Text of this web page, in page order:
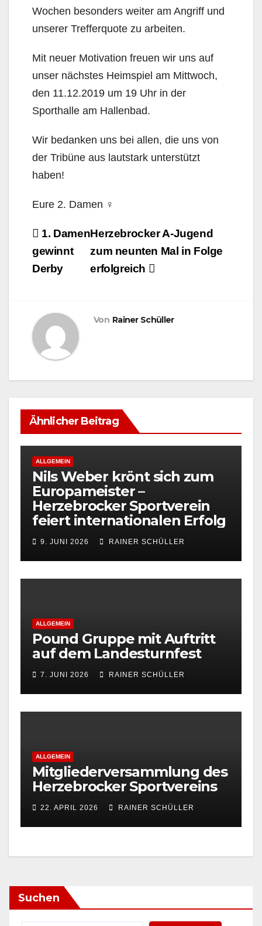
Wochen besonders weiter am Angriff und
unserer Trefferquote zu arbeiten.
Mit neuer Motivation freuen wir uns auf
unser nächstes Heimspiel am Mittwoch,
den 11.12.2019 um 19 Uhr in der
Sporthalle am Hallenbad.
Wir bedanken uns bei allen, die uns von
der Tribüne aus lautstark unterstützt
haben!
Eure 2. Damen ‍♀
Beitragsnavigation
Herzebrocker A-Jugend
zum neunten Mal in Folge
erfolgreich
1. Damen
gewinnt
Derby
Von Rainer Schüller
Ähnlicher Beitrag
ALLGEMEIN
Nils Weber krönt sich zum
Europameister –
Herzebrocker Sportverein
feiert internationalen Erfolg
9. JUNI 2026 RAINER SCHÜLLER
ALLGEMEIN
Pound Gruppe mit Auftritt
auf dem Landesturnfest
7. JUNI 2026 RAINER SCHÜLLER
ALLGEMEIN
Mitgliederversammlung des
Herzebrocker Sportvereins
22. APRIL 2026 RAINER SCHÜLLER
Suchen